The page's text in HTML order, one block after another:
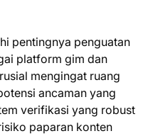
pentingnya penguatan
platform gim dan
mengingat ruang
ancaman yang
verifikasi yang robust
paparan konten